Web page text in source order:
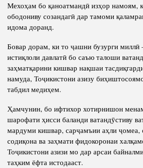
Мехоҳам бо қаноатмандӣ изҳор намоям,
ободониву созандагӣ дар тамоми
идома доранд.
Бовар дорам, ки то ҷашни бузурги миллӣ
истиқлоли давлатӣ бо саъю талоши
заҳматқарини кишвар нақшаи
намуда, Тоҷикистони азизу
табдил медиҳем.
Ҳамчунин, бо ифтихор хотирнишон
шарофати ҳисси баланди ватандӯстиву
мардуми кишвар, сарҷамъии аҳли
содиқона ва заҳмати фидокоронаи
Тоҷикистони азизи мо дар арсаи
таҳким ёфта истодааст.